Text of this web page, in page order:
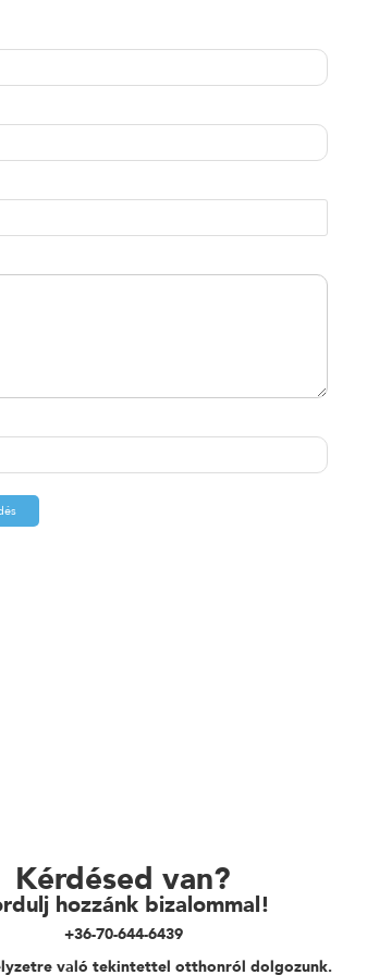
Kérdésed van?
hozzánk bizalommal!
+36-70-644-6439
való tekintettel otthonról dolgozunk.